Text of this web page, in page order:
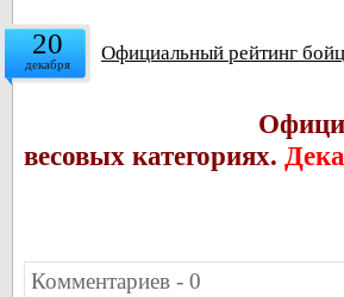
20
декабря Официальный рейтинг
весовых категориях.
Комментариев - 0